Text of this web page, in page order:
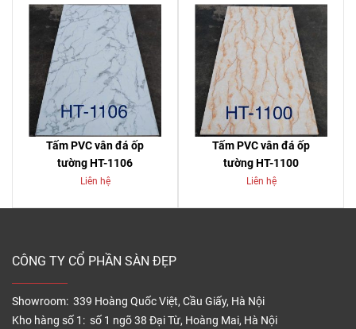
Tấm PVC vân đá ốp
tường HT-1106
Liên hệ
Tấm PVC vân đá ốp
tường HT-1100
Liên hệ
CÔNG TY CỔ PHẦN SÀN ĐẸP
Showroom: 339 Hoàng Quốc Việt, Cầu Giấy, Hà Nội
Kho hàng số 1: số 1 ngõ 38 Đại Từ, Hoàng Mai, Hà Nội